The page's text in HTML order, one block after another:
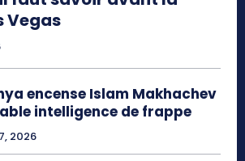
Vegas
encense Islam Makhachev
intelligence de frappe
2026